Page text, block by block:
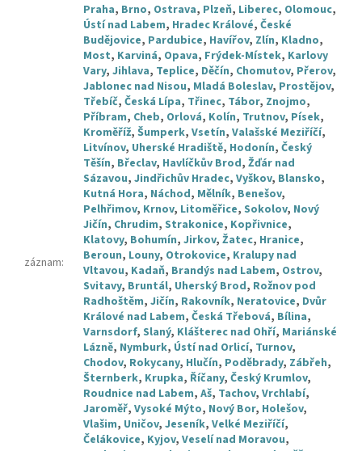
záznam:
Praha, Brno, Ostrava, Plzeň, Liberec, Olomouc,
Ústí nad Labem, Hradec Králové, České
Budějovice, Pardubice, Havířov, Zlín, Kladno,
Most, Karviná, Opava, Frýdek-Místek, Karlovy
Vary, Jihlava, Teplice, Děčín, Chomutov, Přerov,
Jablonec nad Nisou, Mladá Boleslav, Prostějov,
Třebíč, Česká Lípa, Třinec, Tábor, Znojmo,
Příbram, Cheb, Orlová, Kolín, Trutnov, Písek,
Kroměříž, Šumperk, Vsetín, Valašské Meziříčí,
Litvínov, Uherské Hradiště, Hodonín, Český
Těšín, Břeclav, Havlíčkův Brod, Žďár nad
Sázavou, Jindřichův Hradec, Vyškov, Blansko,
Kutná Hora, Náchod, Mělník, Benešov,
Pelhřimov, Krnov, Litoměřice, Sokolov, Nový
Jičín, Chrudim, Strakonice, Kopřivnice,
Klatovy, Bohumín, Jirkov, Žatec, Hranice,
Beroun, Louny, Otrokovice, Kralupy nad
Vltavou, Kadaň, Brandýs nad Labem, Ostrov,
Svitavy, Bruntál, Uherský Brod, Rožnov pod
Radhoštěm, Jičín, Rakovník, Neratovice, Dvůr
Králové nad Labem, Česká Třebová, Bílina,
Varnsdorf, Slaný, Klášterec nad Ohří, Mariánské
Lázně, Nymburk, Ústí nad Orlicí, Turnov,
Chodov, Rokycany, Hlučín, Poděbrady, Zábřeh,
Šternberk, Krupka, Říčany, Český Krumlov,
Roudnice nad Labem, Aš, Tachov, Vrchlabí,
Jaroměř, Vysoké Mýto, Nový Bor, Holešov,
Vlašim, Uničov, Jeseník, Velké Meziříčí,
Čelákovice, Kyjov, Veselí nad Moravou,